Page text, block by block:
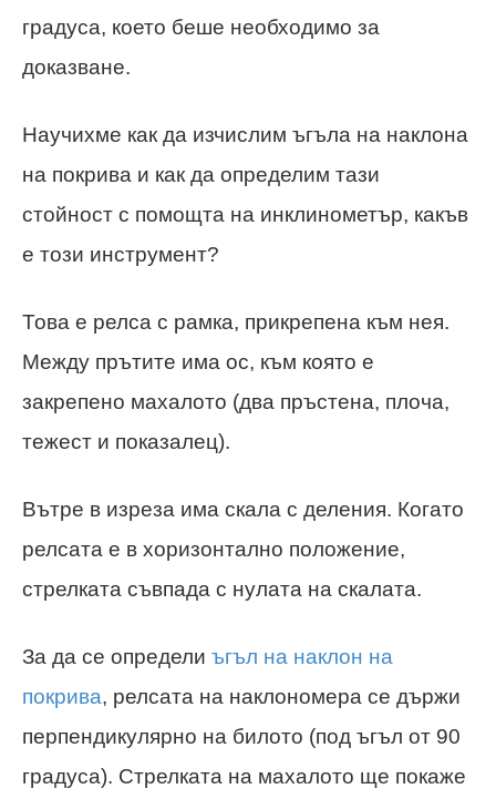
градуса, което беше необходимо за
доказване.
Научихме как да изчислим ъгъла на наклона
на покрива и как да определим тази
стойност с помощта на инклинометър, какъв
е този инструмент?
Това е релса с рамка, прикрепена към нея.
Между прътите има ос, към която е
закрепено махалото (два пръстена, плоча,
тежест и показалец).
Вътре в изреза има скала с деления. Когато
релсата е в хоризонтално положение,
стрелката съвпада с нулата на скалата.
За да се определи ъгъл на наклон на
покрива, релсата на наклономера се държи
перпендикулярно на билото (под ъгъл от 90
градуса). Стрелката на махалото ще покаже